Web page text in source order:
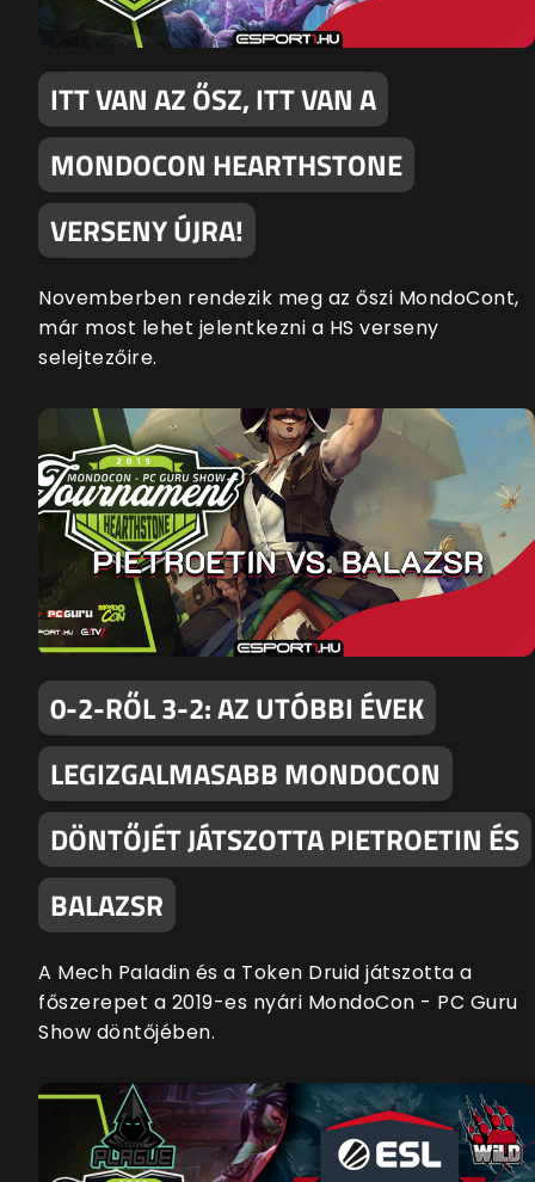
ITT VAN AZ ŐSZ, ITT VAN A
MONDOCON HEARTHSTONE
VERSENY ÚJRA!
Novemberben rendezik meg az őszi MondoCont,
már most lehet jelentkezni a HS verseny
selejtezőire.
0-2-RŐL 3-2: AZ UTÓBBI ÉVEK
LEGIZGALMASABB MONDOCON
DÖNTŐJÉT JÁTSZOTTA PIETROETIN ÉS
BALAZSR
A Mech Paladin és a Token Druid játszotta a
főszerepet a 2019-es nyári MondoCon - PC Guru
Show döntőjében.